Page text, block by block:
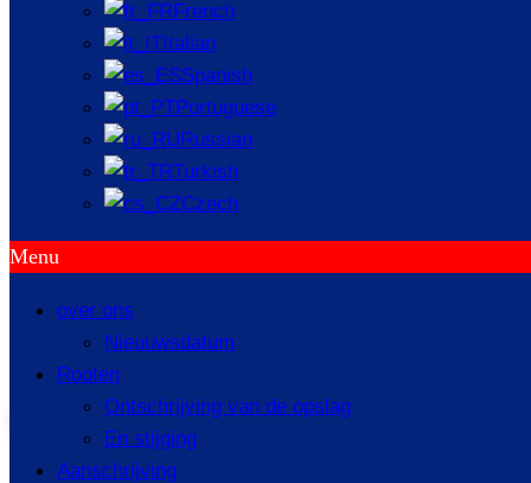
French
Italian
Spanish
Portuguese
Russian
Turkish
Czech
Menu
over ons
Nieuuwsdatum
Rooten
Ontschrijving van de opslag
En stijging
Aanschrijving
Uctile Ron Haft
Materiaal: Arbonteel; Lloy teel; Onverminderde teel;
Anganese teel; Ool teel; Eet het esistant T...